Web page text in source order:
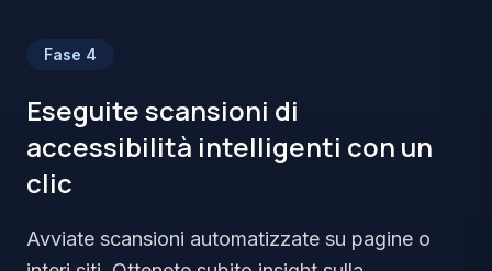
Fase 4
Eseguite scansioni di
accessibilità intelligenti con un
clic
Avviate scansioni automatizzate su pagine o